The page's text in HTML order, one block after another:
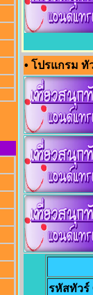
• โปรแกรม ทั
รหัสทัวร์